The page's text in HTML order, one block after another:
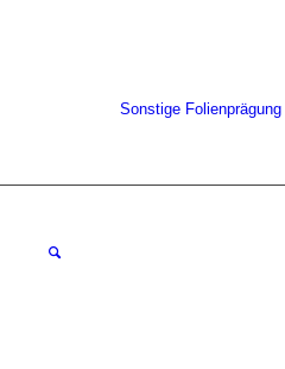
Sonstige Folienprägung